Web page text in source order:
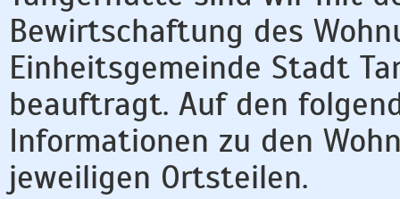
Bewirtschaftung des
Einheitsgemeinde Stadt
beauftragt. Auf den
Informationen zu den
jeweiligen Ortsteilen.